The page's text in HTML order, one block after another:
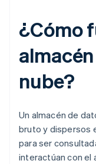
¿Cómo
nube?
Un almacén de
bruto y dispersos
para ser
interactúan con el